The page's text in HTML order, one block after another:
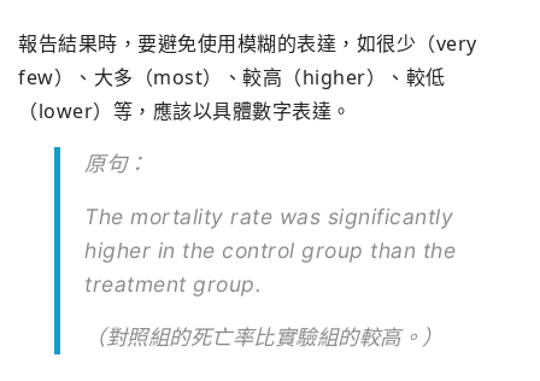
報告結果時，要避免使用模糊的表達，如很少（very
few）、大多（most）、較高（higher）、較低
（lower）等，應該以具體數字表達。
原句：
The mortality rate was significantly
higher in the control group than the
treatment group.
（對照組的死亡率比實驗組的較高。）